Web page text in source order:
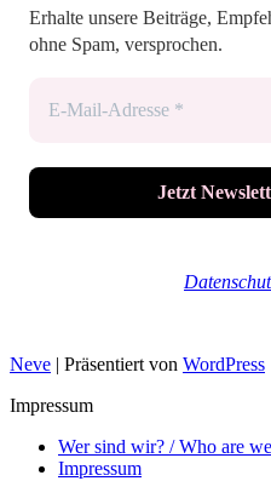
Erhalte unsere Beiträge,
ohne Spam, versprochen.
Neve | Präsentiert von WordPress
Impressum
Wer sind wir? / Who are
Impressum